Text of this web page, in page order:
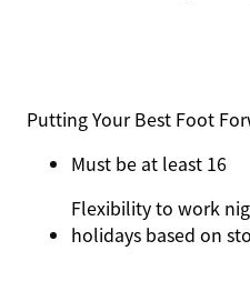
Putting Your Best Foot
Must be at least 16
Flexibility to work
holidays based on